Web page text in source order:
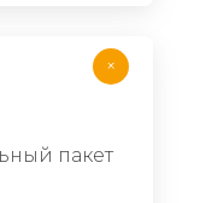
пакет
+